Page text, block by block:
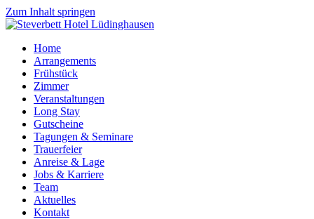
Zum Inhalt springen
Home
Arrangements
Frühstück
Zimmer
Veranstaltungen
Long Stay
Gutscheine
Tagungen & Seminare
Trauerfeier
Anreise & Lage
Jobs & Karriere
Team
Aktuelles
Kontakt